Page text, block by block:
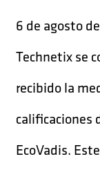
6 de agosto
Technetix se
recibido la
calificaciones
EcoVadis.